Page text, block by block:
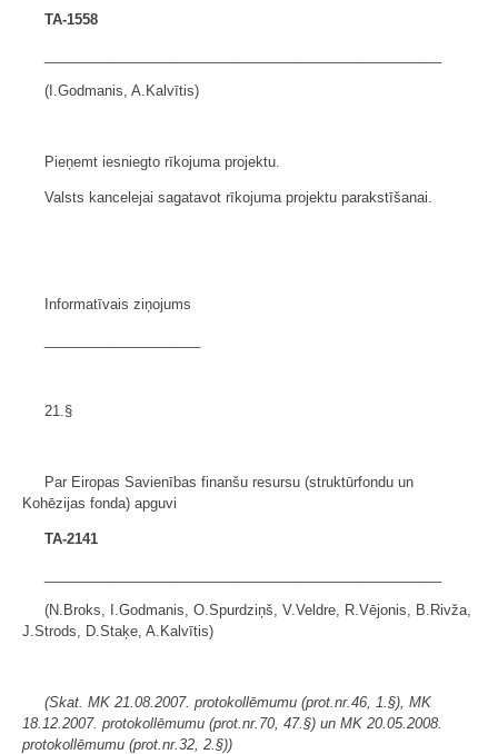
TA-1558
(I.Godmanis, A.Kalvītis)
Pieņemt iesniegto rīkojuma projektu.
Valsts kancelejai sagatavot rīkojuma projektu parakstīšanai.
Informatīvais ziņojums
21.§
Par Eiropas Savienības finanšu resursu (struktūrfondu un
Kohēzijas fonda) apguvi
TA-2141
(N.Broks, I.Godmanis, O.Spurdziņš, V.Veldre, R.Vējonis, B.Rivža,
J.Strods, D.Staķe, A.Kalvītis)
(Skat. MK 21.08.2007. protokollēmumu (prot.nr.46, 1.§), MK
18.12.2007. protokollēmumu (prot.nr.70, 47.§) un MK 20.05.2008.
protokollēmumu (prot.nr.32, 2.§))